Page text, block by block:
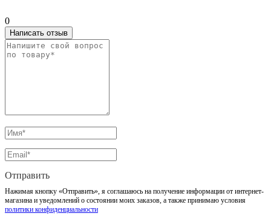
0
Написать отзыв
Отправить
Нажимая кнопку «Отправить», я соглашаюсь на получение информации от интернет-
магазина и уведомлений о состоянии моих заказов, а также принимаю условия
политики конфиденциальности